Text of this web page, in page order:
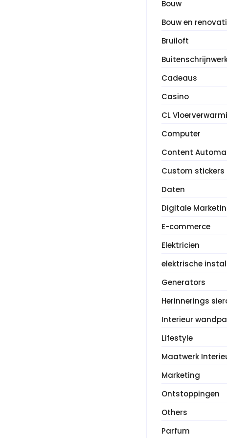
Bouw
Bouw en
Bruiloft
Cadeaus
Casino
CL
Computer
Content
Custom stickers
Daten
Digitale
E-commerce
Elektricien
elektrische
Generators
Herinnerings
Interieur
Lifestyle
Maatwerk
Marketing
Ontstoppingen
Others
Parfum